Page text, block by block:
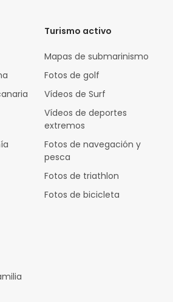
Turismo activo
Mapas de submarinismo
Fotos de golf
Vídeos de Surf
Vídeos de deportes
extremos
Fotos de navegación y
pesca
Fotos de triathlon
Fotos de bicicleta